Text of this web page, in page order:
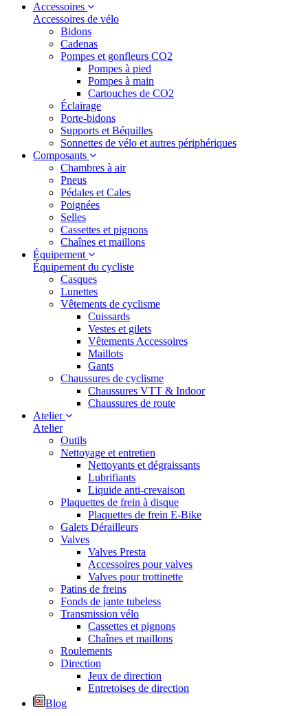
Accessoires
Accessoires de vélo
Bidons
Cadenas
Pompes et gonfleurs CO2
Pompes à pied
Pompes à main
Cartouches de CO2
Éclairage
Porte-bidons
Supports et Béquilles
Sonnettes de vélo et autres périphériques
Composants
Chambres à air
Pneus
Pédales et Cales
Poignées
Selles
Cassettes et pignons
Chaînes et maillons
Équipement
Équipement du cycliste
Casques
Lunettes
Vêtements de cyclisme
Cuissards
Vestes et gilets
Vêtements Accessoires
Maillots
Gants
Chaussures de cyclisme
Chaussures VTT & Indoor
Chaussures de route
Atelier
Atelier
Outils
Nettoyage et entretien
Nettoyants et dégraissants
Lubrifiants
Liquide anti-crevaison
Plaquettes de frein à disque
Plaquettes de frein E-Bike
Galets Dérailleurs
Valves
Valves Presta
Accessoires pour valves
Valves pour trottinette
Patins de freins
Fonds de jante tubeless
Transmission vélo
Cassettes et pignons
Chaînes et maillons
Roulements
Direction
Jeux de direction
Entretoises de direction
Blog